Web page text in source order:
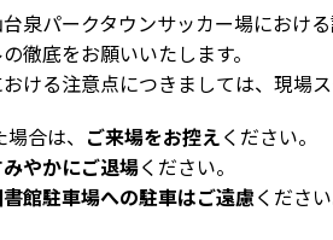
泉パークタウンサッカー場におけ
徹底をお願いいたします。
ける注意点につきましては、現場
合は、 ご来場をお控えください。
やかにご退場ください。
館駐車場への駐車はご遠慮ください